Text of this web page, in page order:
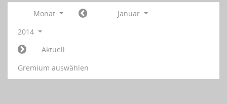
Monat
Januar
2014
Aktuell
Gremium auswählen